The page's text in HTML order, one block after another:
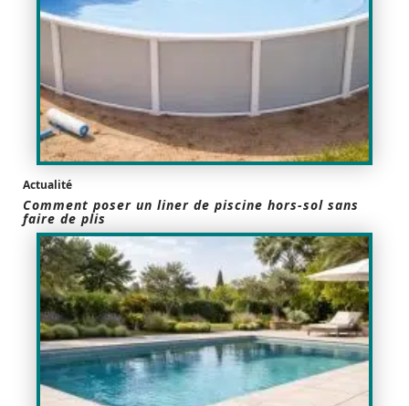
Actualité
Comment poser un liner de piscine hors-sol sans
faire de plis